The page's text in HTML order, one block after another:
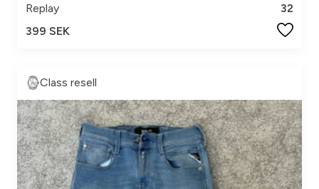
Replay
32
399 SEK
Class resell